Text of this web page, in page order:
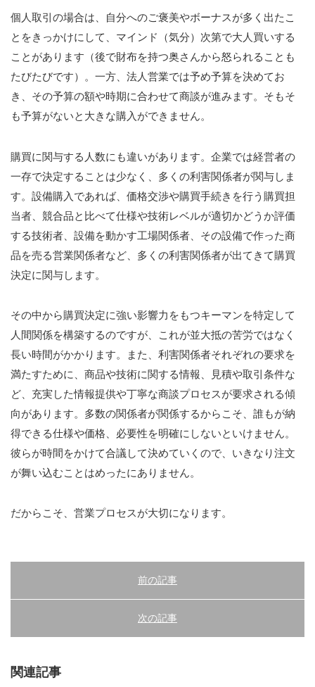
個人取引の場合は、自分へのご褒美やボーナスが多く出たこ
とをきっかけにして、マインド（気分）次第で大人買いする
ことがあります（後で財布を持つ奥さんから怒られることも
たびたびです）。一方、法人営業では予め予算を決めてお
き、その予算の額や時期に合わせて商談が進みます。そもそ
も予算がないと大きな購入ができません。
購買に関与する人数にも違いがあります。企業では経営者の
一存で決定することは少なく、多くの利害関係者が関与しま
す。設備購入であれば、価格交渉や購買手続きを行う購買担
当者、競合品と比べて仕様や技術レベルが適切かどうか評価
する技術者、設備を動かす工場関係者、その設備で作った商
品を売る営業関係者など、多くの利害関係者が出てきて購買
決定に関与します。
その中から購買決定に強い影響力をもつキーマンを特定して
人間関係を構築するのですが、これが並大抵の苦労ではなく
長い時間がかかります。また、利害関係者それぞれの要求を
満たすために、商品や技術に関する情報、見積や取引条件な
ど、充実した情報提供や丁寧な商談プロセスが要求される傾
向があります。多数の関係者が関係するからこそ、誰もが納
得できる仕様や価格、必要性を明確にしないといけません。
彼らが時間をかけて合議して決めていくので、いきなり注文
が舞い込むことはめったにありません。
だからこそ、営業プロセスが大切になります。
前の記事
次の記事
関連記事
営業力診断アンケートによる営業力強化事例
デジタルマーケティングによる販促・営業事例
お役立ち情報
【無料】30分オンライン相談会
売上UPコラム（ブログ）
お役立ち情報ダウンロードコーナー
営業力強化支援の進め方
出版・セミナー
進め方」
売上UPを実現するための「営業力強化の基本と手法」
最新のセミナー
過去のセミナー
企業実務2021年12月号 ニューノーマル時代に求められ
る営業の「新規開拓術」